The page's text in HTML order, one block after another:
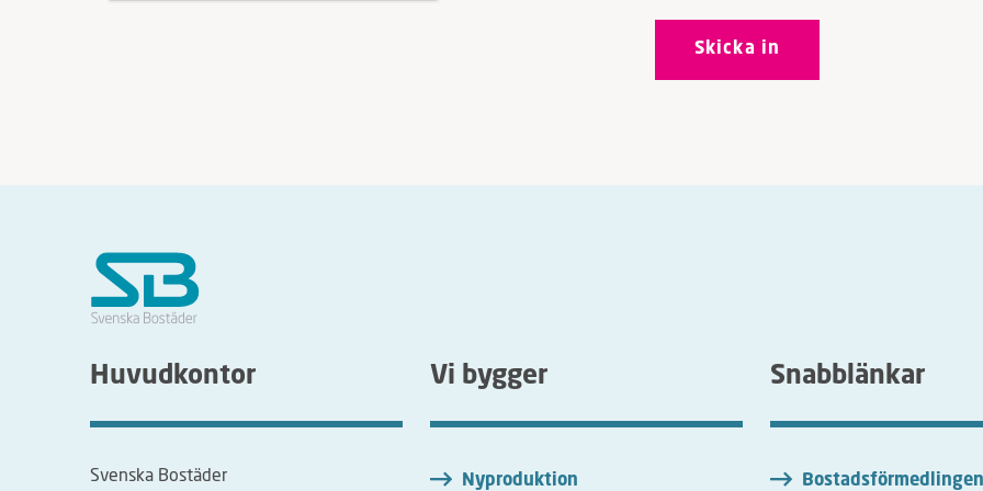
Huvudkontor
Svenska Bostäder
Vi bygger
Nyproduktion
Snabblänkar
Bostadsförmedlingen